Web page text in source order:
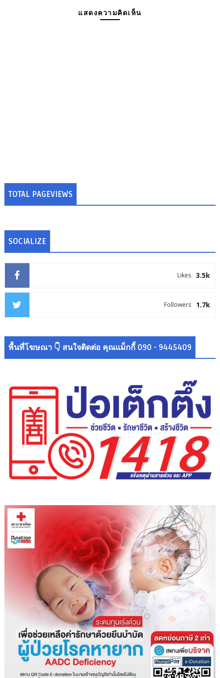
แสดงความคิดเห็น
TOTAL PAGEVIEWS
SOCIALIZE
3.5k
Likes
1.7k
Followers
พื้นที่โฆษณา 👇 สนใจติดต่อ คุณแม็กกี้ 090 - 9445409